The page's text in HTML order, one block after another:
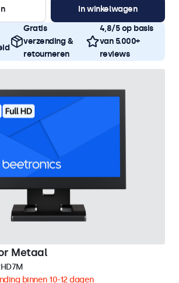
In winkelwagen
Gratis
verzending &
retourneren
4,8/5 op basis
van 5.000+
reviews
Metaal
binnen 10-12 dagen